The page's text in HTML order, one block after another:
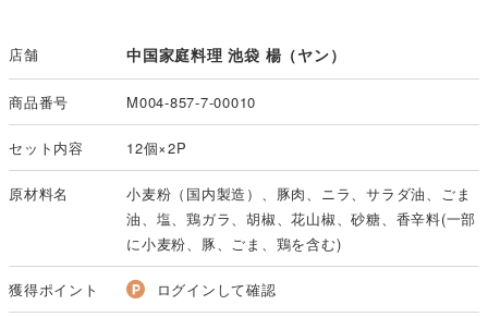
店舗 中国家庭料理 池袋 楊（ヤン）
商品番号 M004-857-7-00010
セット内容 12個×2P
原材料名
小麦粉（国内製造）、豚肉、ニラ、サラダ油、ごま
油、塩、鶏ガラ、胡椒、花山椒、砂糖、香辛料(一部
に小麦粉、豚、ごま、鶏を含む)
獲得ポイント ログインして確認